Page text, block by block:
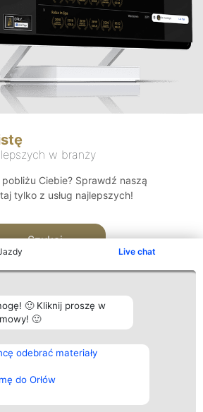
Live chat
🙂 Kliknij proszę w
🙂
odebrać materiały
do Orłów
w branży
Ciebie? Sprawdź naszą
tylko z usług najlepszych!
Szukaj
Plebiscyt
Laureaci
wszystkich
Laureatów
Regulamin
Kontakt
Kontakt